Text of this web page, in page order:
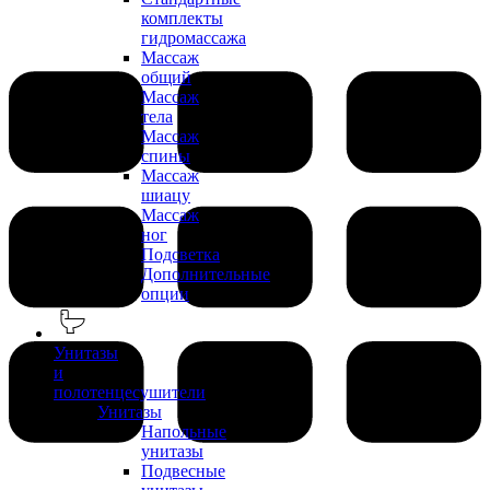
комплекты
гидромассажа
Массаж
общий
Массаж
тела
Массаж
спины
Массаж
шиацу
Массаж
ног
Подсветка
Дополнительные
опции
Унитазы
и
полотенцесушители
Унитазы
Напольные
унитазы
Подвесные